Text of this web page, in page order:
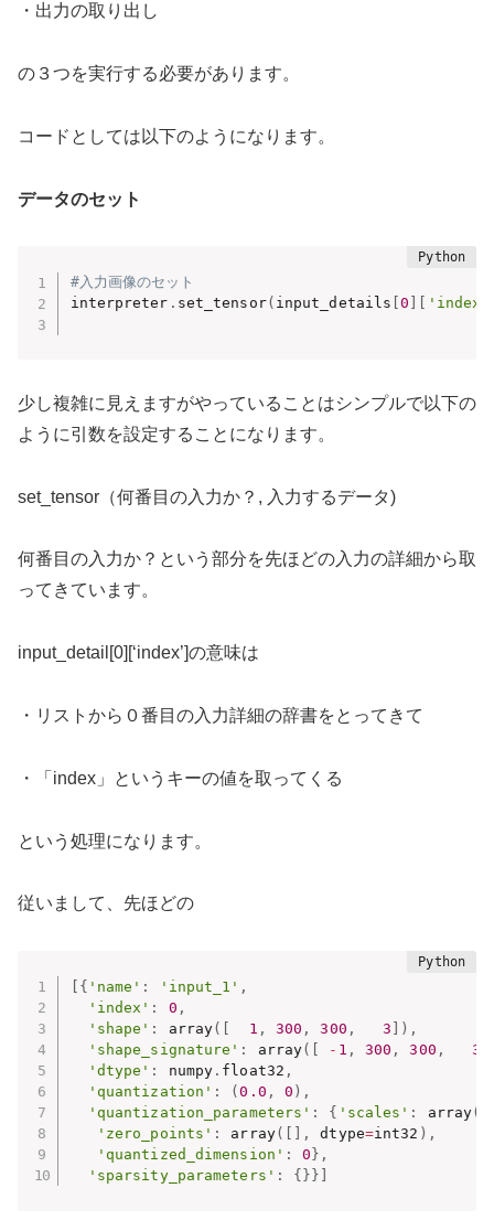
・出力の取り出し
の３つを実行する必要があります。
コードとしては以下のようになります。
データのセット
#入力画像のセット
interpreter . set_tensor( input_details [0 'index'
少し複雑に見えますがやっていることはシンプルで以下の
ように引数を設定することになります。
set_tensor（何番目の入力か？, 入力するデータ)
何番目の入力か？という部分を先ほどの入力の詳細から取
ってきています。
input_detail[0][‘index’]の意味は
・リストから０番目の入力詳細の辞書をとってきて
・「index」というキーの値を取ってくる
という処理になります。
従いまして、先ほどの
{ 'name' : 'input_1' ,
'index' : 0 ,
'shape' : array( 1 , 300 , 300 , 3 ) ,
'shape_signature' : array( - 1 , 300 , 300 , 3
'dtype' : numpy . float32 ,
'quantization' : (0.0 , 0 ) ,
'quantization_parameters' : { 'scales' : array(
'zero_points' : array( , dtype=int32 ) ,
'quantized_dimension' : 0 } ,
'sparsity_parameters' : { } }